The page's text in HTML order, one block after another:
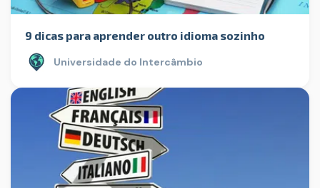
9 dicas para aprender outro idioma sozinho
Universidade do Intercâmbio